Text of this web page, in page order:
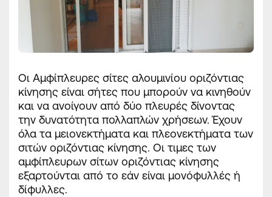
Οι Αμφίπλευρες σίτες αλουμινίου οριζόντιας
κίνησης είναι σήτες που μπορούν να κινηθούν
και να ανοίγουν από δύο πλευρές δίνοντας
την δυνατότητα πολλαπλών χρήσεων. Έχουν
όλα τα μειονεκτήματα και πλεονεκτήματα των
σιτών οριζόντιας κίνησης. Οι τιμες των
αμφίπλευρων σίτων οριζόντιας κίνησης
εξαρτούνται από το εάν είναι μονόφυλλές ή
δίφυλλες.